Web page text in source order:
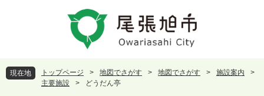
頭
で
飛
ば
現在地 トップページ > 地図でさがす > 地図でさがす > 施設案内
>
主要施設
> どうだん亭